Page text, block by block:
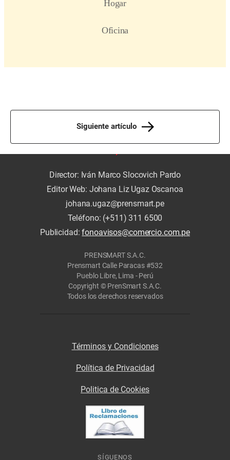
Siguiente artículo
Director: Iván Marco Slocovich Pardo
Editor Web: Johana Liz Ugaz Oscanoa
johana.ugaz@prensmart.pe
Teléfono: (+511) 311 6500
Publicidad:fonoavisos@comercio.com.pe
PRENSMART S.A.C.
Prensmart Calle Paracas #532
Pueblo Libre, Lima - Perú
Copyright © PrenSmart S.A.C.
Todos los derechos reservados
Términos y Condiciones
Política de Privacidad
Politica de Cookies
SÍGUENOS